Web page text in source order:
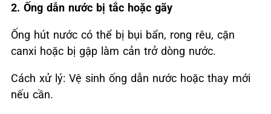
2. Ống dẫn nước bị tắc hoặc gãy
Ống hút nước có thể bị bụi bẩn, rong rêu, cặn
canxi hoặc bị gập làm cản trở dòng nước.
Cách xử lý: Vệ sinh ống dẫn nước hoặc thay mới
nếu cần.